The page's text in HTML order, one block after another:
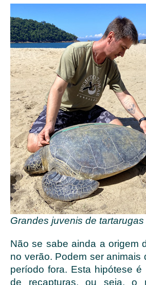
Grandes juvenis de
Não se sabe ainda a origem
no verão. Podem ser
período fora. Esta hipótese
de recapturas, ou seja, o